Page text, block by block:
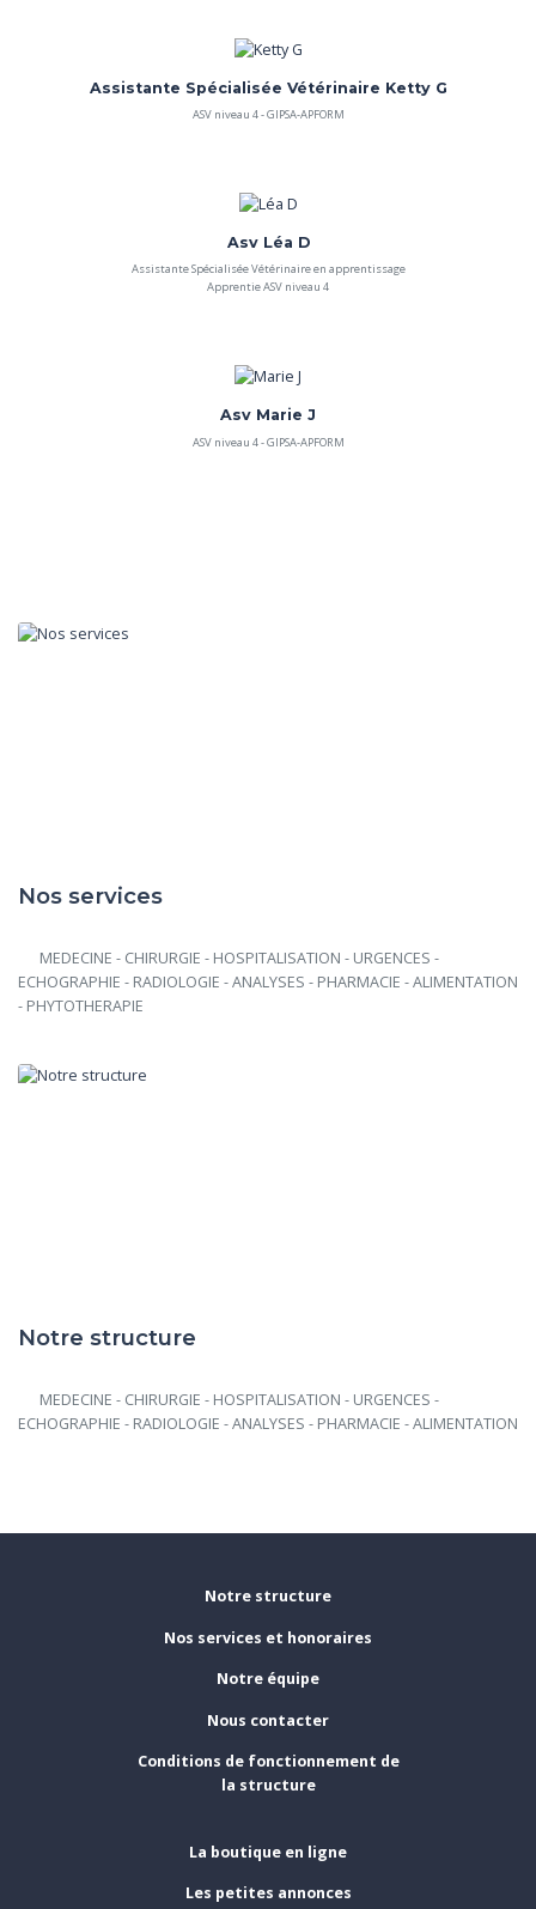
Assistante Spécialisée Vétérinaire Ketty G
ASV niveau 4 - GIPSA-APFORM
Asv Léa D
Assistante Spécialisée Vétérinaire en apprentissage
Apprentie ASV niveau 4
Asv Marie J
ASV niveau 4 - GIPSA-APFORM
Nos services
ECHOGRAPHIE - RADIOLOGIE - ANALYSES - PHARMACIE - ALIMENTATION
- PHYTOTHERAPIE
Notre structure
ECHOGRAPHIE - RADIOLOGIE - ANALYSES - PHARMACIE - ALIMENTATION
Notre structure
Nos services et honoraires
Notre équipe
Nous contacter
Conditions de fonctionnement de
la structure
La boutique en ligne
Les petites annonces